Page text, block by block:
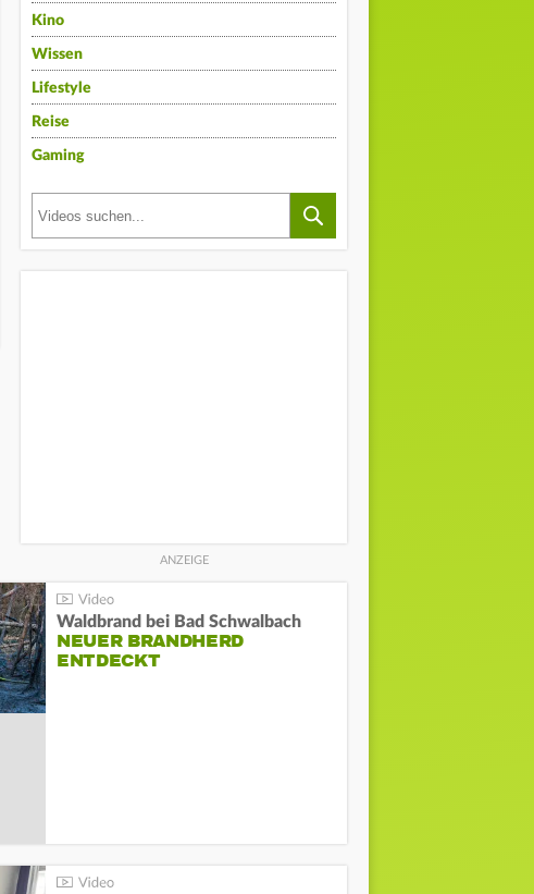
Kino
Wissen
Lifestyle
Reise
Gaming
Waldbrand bei Bad Schwalbach
NEUER BRANDHERD
ENTDECKT